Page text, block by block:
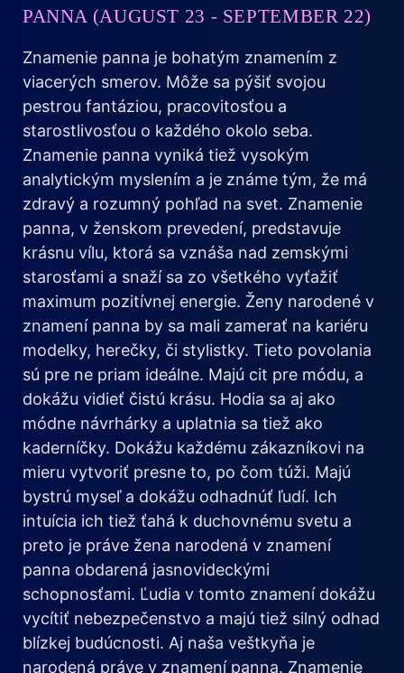
PANNA (AUGUST 23 - SEPTEMBER 22)
Znamenie panna je bohatým znamením z
viacerých smerov. Môže sa pýšiť svojou
pestrou fantáziou, pracovitosťou a
starostlivosťou o každého okolo seba.
Znamenie panna vyniká tiež vysokým
analytickým myslením a je známe tým, že má
zdravý a rozumný pohľad na svet. Znamenie
panna, v ženskom prevedení, predstavuje
krásnu vílu, ktorá sa vznáša nad zemskými
starosťami a snaží sa zo všetkého vyťažiť
maximum pozitívnej energie. Ženy narodené v
znamení panna by sa mali zamerať na kariéru
modelky, herečky, či stylistky. Tieto povolania
sú pre ne priam ideálne. Majú cit pre módu, a
dokážu vidieť čistú krásu. Hodia sa aj ako
módne návrhárky a uplatnia sa tiež ako
kaderníčky. Dokážu každému zákazníkovi na
mieru vytvoriť presne to, po čom túži. Majú
bystrú myseľ a dokážu odhadnúť ľudí. Ich
intuícia ich tiež ťahá k duchovnému svetu a
preto je práve žena narodená v znamení
panna obdarená jasnovideckými
schopnosťami. Ľudia v tomto znamení dokážu
vycítiť nebezpečenstvo a majú tiež silný odhad
blízkej budúcnosti. Aj naša veštkyňa je
narodená práve v znamení panna. Znamenie